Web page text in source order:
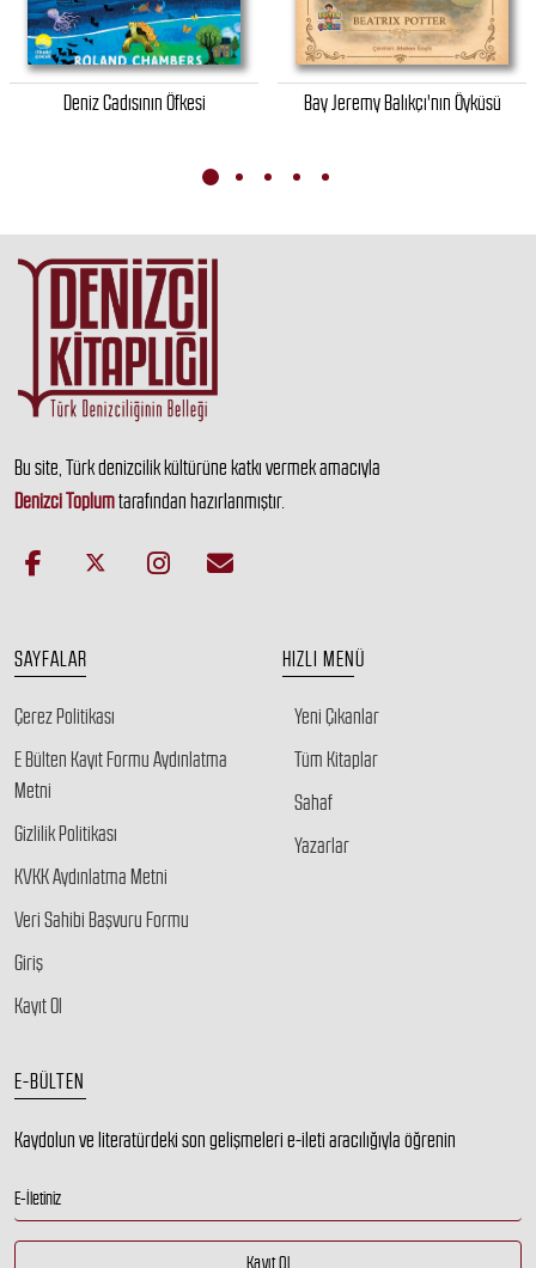
Deniz Cadısının Öfkesi Bay Jeremy Balıkçı'nın Öyküsü
Bu site, Türk denizcilik kültürüne katkı vermek amacıyla
Denizci Toplumtarafından hazırlanmıştır.
SAYFALAR
Çerez Politikası
E Bülten Kayıt Formu Aydınlatma
Metni
Gizlilik Politikası
KVKK Aydınlatma Metni
Veri Sahibi Başvuru Formu
Giriş
Kayıt Ol
HIZLI MENÜ
Yeni Çıkanlar
Tüm Kitaplar
Sahaf
Yazarlar
E-BÜLTEN
Kaydolun ve literatürdeki son gelişmeleri e-ileti aracılığıyla öğrenin